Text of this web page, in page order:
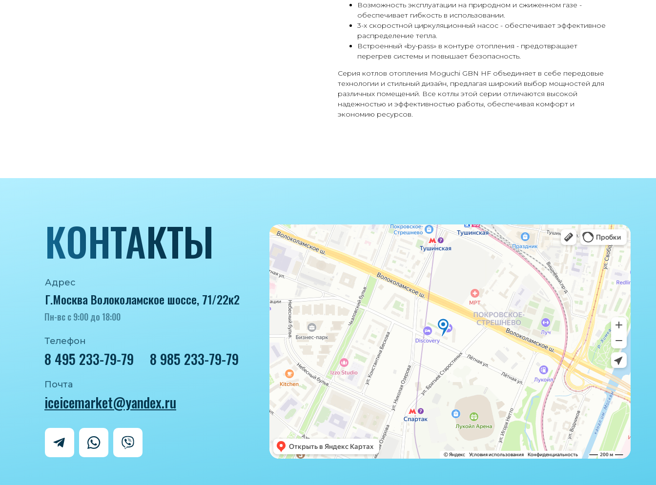
Возможность эксплуатации на природном и сжиженном газе -
обеспечивает гибкость в использовании.
3-х скоростной циркуляционный насос - обеспечивает эффективное
распределение тепла.
Встроенный «by-pass» в контуре отопления - предотвращает
перегрев системы и повышает безопасность.
Серия котлов отопления Moguchi GBN HF объединяет в себе передовые
технологии и стильный дизайн, предлагая широкий выбор мощностей для
различных помещений. Все котлы этой серии отличаются высокой
надежностью и эффективностью работы, обеспечивая комфорт и
экономию ресурсов.
Адрес
Г.Москва Волоколамское шоссе, 71/22к2
Пн-вс с 9:00 до 18:00
Телефон
8 495 233-79-79
Почта
iceicemarket@yandex.ru
8 985 233-79-79
КОНТАКТЫ